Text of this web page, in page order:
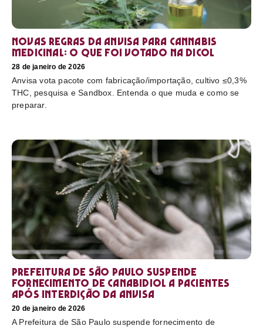
Novas regras da Anvisa para cannabis
medicinal: o que foi votado na Dicol
28 de janeiro de 2026
Anvisa vota pacote com fabricação/importação, cultivo ≤0,3%
THC, pesquisa e Sandbox. Entenda o que muda e como se
preparar.
Prefeitura de São Paulo suspende
fornecimento de canabidiol a pacientes
após interdição da Anvisa
20 de janeiro de 2026
A Prefeitura de São Paulo suspende fornecimento de